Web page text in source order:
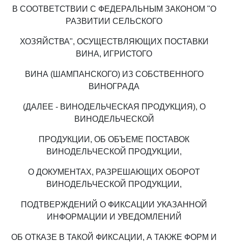
В СООТВЕТСТВИИ С ФЕДЕРАЛЬНЫМ ЗАКОНОМ "О
РАЗВИТИИ СЕЛЬСКОГО
ХОЗЯЙСТВА", ОСУЩЕСТВЛЯЮЩИХ ПОСТАВКИ
ВИНА, ИГРИСТОГО
ВИНА (ШАМПАНСКОГО) ИЗ СОБСТВЕННОГО
ВИНОГРАДА
(ДАЛЕЕ - ВИНОДЕЛЬЧЕСКАЯ ПРОДУКЦИЯ), О
ВИНОДЕЛЬЧЕСКОЙ
ПРОДУКЦИИ, ОБ ОБЪЕМЕ ПОСТАВОК
ВИНОДЕЛЬЧЕСКОЙ ПРОДУКЦИИ,
О ДОКУМЕНТАХ, РАЗРЕШАЮЩИХ ОБОРОТ
ВИНОДЕЛЬЧЕСКОЙ ПРОДУКЦИИ,
ПОДТВЕРЖДЕНИЙ О ФИКСАЦИИ УКАЗАННОЙ
ИНФОРМАЦИИ И УВЕДОМЛЕНИЙ
ОБ ОТКАЗЕ В ТАКОЙ ФИКСАЦИИ, А ТАКЖЕ ФОРМ И